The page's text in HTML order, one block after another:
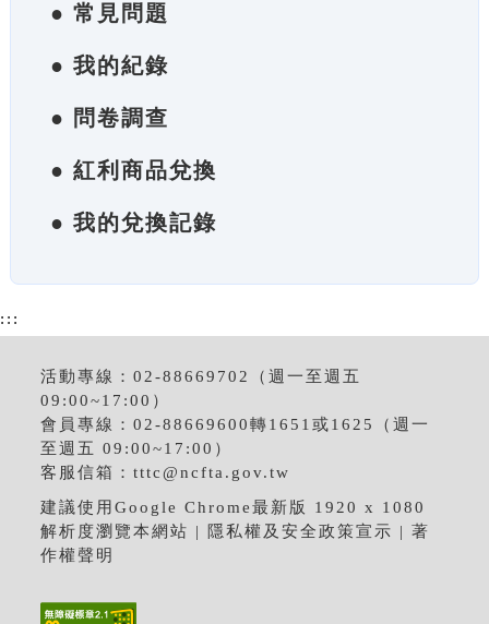
● 常見問題
● 我的紀錄
● 問卷調查
● 紅利商品兌換
● 我的兌換記錄
:::
活動專線：02-88669702（週一至週五
09:00~17:00）
會員專線：02-88669600轉1651或1625（週一
至週五 09:00~17:00）
客服信箱：tttc@ncfta.gov.tw
建議使用Google Chrome最新版 1920 x 1080
解析度瀏覽本網站 | 隱私權及安全政策宣示 |著
作權聲明